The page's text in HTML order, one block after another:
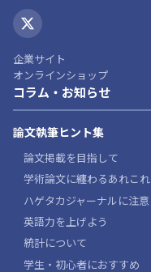
企業サイト
オンラインショップ
コラム・お知らせ
論文執筆ヒント集
論文掲載を目指して
学術論文に纏わるあれこれ
ハゲタカジャーナルに注意
英語力を上げよう
統計について
学生・初心者におすすめ